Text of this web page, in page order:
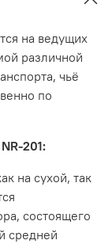
на ведущих
различной
чьё
по
201:
на сухой, так
состоящего
средней